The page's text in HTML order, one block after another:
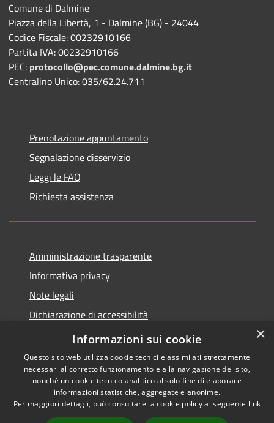
Comune di Dalmine
Piazza della Libertà, 1 - Dalmine (BG) - 24044
Codice Fiscale: 00232910166
Partita IVA: 00232910166
PEC: protocollo@pec.comune.dalmine.bg.it
Centralino Unico: 035/62.24.711
Prenotazione appuntamento
Segnalazione disservizio
Leggi le FAQ
Richiesta assistenza
Amministrazione trasparente
Informativa privacy
Note legali
Dichiarazione di accessibilità
Piano di miglioramento del sito
Accessibilità
Copyright © 2026 • Comune di
Dalmine • Powered by
×
Informazioni sui cookie
Questo sito web utilizza cookie tecnici e assimilati strettamente
necessari al corretto funzionamento e alla navigazione del sito,
nonché un cookie tecnico analitico al solo fine di elaborare
informazioni statistiche, aggregate e anonime.
Per maggiori dettagli, può consultare la cookie policy al seguente link